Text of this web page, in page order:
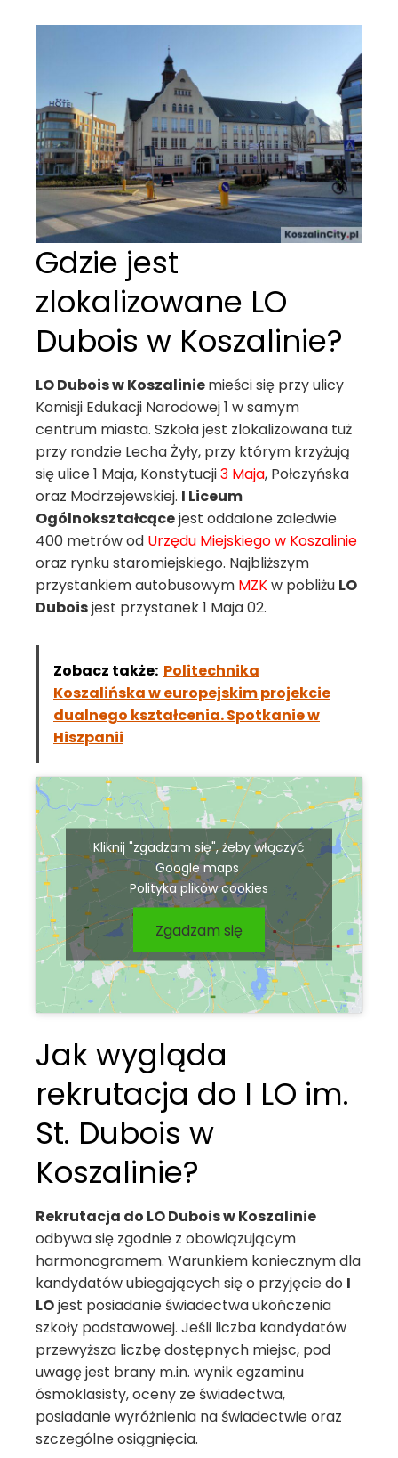
Gdzie jest
zlokalizowane LO
Dubois w Koszalinie?
LO Dubois w Koszaliniemieści się przy ulicy
Komisji Edukacji Narodowej 1 w samym
centrum miasta. Szkoła jest zlokalizowana tuż
przy rondzie Lecha Żyły, przy którym krzyżują
się ulice 1 Maja, Konstytucji3 Maja, Połczyńska
oraz Modrzejewskiej. I Liceum
Ogólnokształcącejest oddalone zaledwie
400 metrów od Urzędu Miejskiego w Koszalinie
oraz rynku staromiejskiego. Najbliższym
przystankiem autobusowym MZKw pobliżu LO
Duboisjest przystanek 1 Maja 02.
Zobacz także: Politechnika
Koszalińska w europejskim projekcie
dualnego kształcenia. Spotkanie w
Hiszpanii
Kliknij "zgadzam się", żeby włączyć
Google maps
Polityka plików cookies
Zgadzam się
Jak wygląda
rekrutacja do I LO im.
St. Dubois w
Koszalinie?
Rekrutacja do LO Dubois w Koszalinie
odbywa się zgodnie z obowiązującym
harmonogramem. Warunkiem koniecznym dla
kandydatów ubiegających się o przyjęcie do I
LOjest posiadanie świadectwa ukończenia
szkoły podstawowej. Jeśli liczba kandydatów
przewyższa liczbę dostępnych miejsc, pod
uwagę jest brany m.in. wynik egzaminu
ósmoklasisty, oceny ze świadectwa,
posiadanie wyróżnienia na świadectwie oraz
szczególne osiągnięcia.